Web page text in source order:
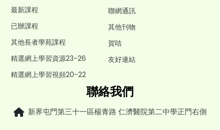
最新課程
已辦課程
其他長者學苑課程
精選網上學習資源23-26
精選網上學習視頻20-22
聯網通訊
其他刊物
賀咭
友好連結
聯絡我們
新界屯門第三十一區楊青路 仁濟醫院第二中學正門右側